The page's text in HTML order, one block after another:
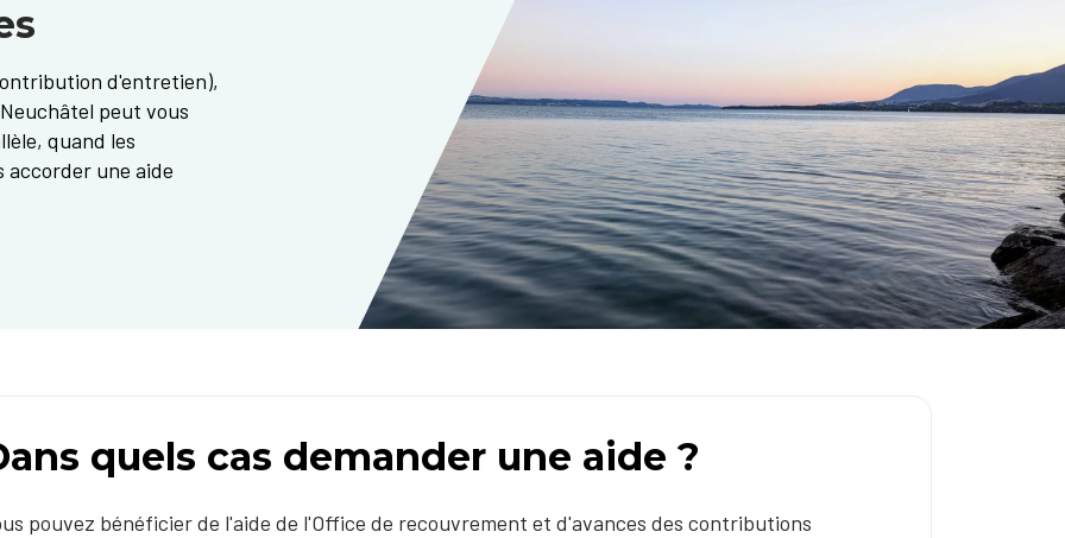
d'entretien),
peut vous
quand les
accorder une aide
quels cas demander une aide ?
pouvez bénéficier de l'aide de l'Office de recouvrement et d'avances des contributions